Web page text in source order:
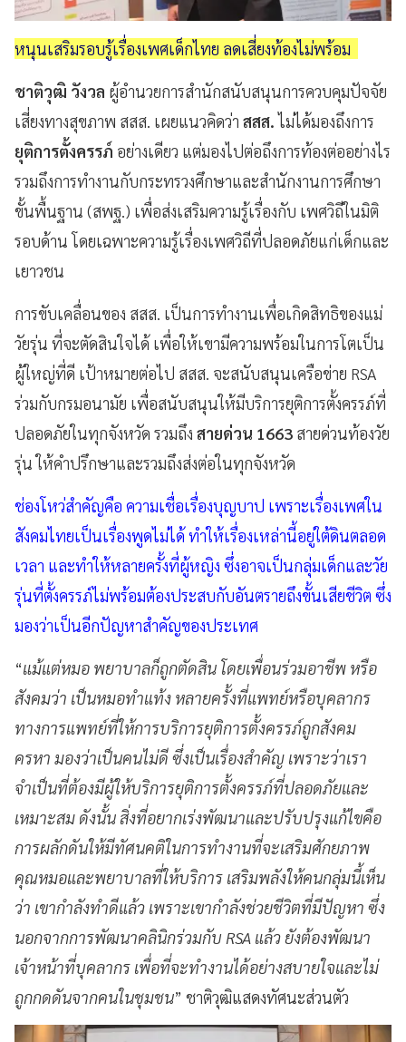
หนุนเสริมรอบรู้เรื่องเพศเด็กไทย ลดเสี่ยงท้องไม่พร้อม
ชาติวุฒิ วังวล ผู้อำนวยการสำนักสนับสนุนการควบคุมปัจจัย
เสี่ยงทางสุขภาพ สสส. เผยแนวคิดว่า สสส.ไม่ได้มองถึงการ
ยุติการตั้งครรภ์ อย่างเดียว แต่มองไปต่อถึงการท้องต่ออย่างไร
รวมถึงการทำงานกับกระทรวงศึกษาและสำนักงานการศึกษา
ขั้นพื้นฐาน (สพฐ.) เพื่อส่งเสริมความรู้เรื่องกับ เพศวิถีในมิติ
รอบด้าน โดยเฉพาะความรู้เรื่องเพศวิถีที่ปลอดภัยแก่เด็กและ
เยาวชน
การขับเคลื่อนของ สสส. เป็นการทำงานเพื่อเกิดสิทธิของแม่
วัยรุ่น ที่จะตัดสินใจได้ เพื่อให้เขามีความพร้อมในการโตเป็น
ผู้ใหญ่ที่ดี เป้าหมายต่อไป สสส. จะสนับสนุนเครือข่าย RSA
ร่วมกับกรมอนามัย เพื่อสนับสนุนให้มีบริการยุติการตั้งครรภ์ที่
ปลอดภัยในทุกจังหวัด รวมถึง สายด่วน 1663 สายด่วนท้องวัย
รุ่น ให้คำปรึกษาและรวมถึงส่งต่อในทุกจังหวัด
ช่องโหว่สำคัญคือ ความเชื่อเรื่องบุญบาป เพราะเรื่องเพศใน
สังคมไทยเป็นเรื่องพูดไม่ได้ ทำให้เรื่องเหล่านี้อยู่ใต้ดินตลอด
เวลา และทำให้หลายครั้งที่ผู้หญิง ซึ่งอาจเป็นกลุ่มเด็กและวัย
รุ่นที่ตั้งครรภ์ไม่พร้อมต้องประสบกับอันตรายถึงขั้นเสียชีวิต ซึ่ง
มองว่าเป็นอีกปัญหาสำคัญของประเทศ
“แม้แต่หมอ พยาบาลก็ถูกตัดสิน โดยเพื่อนร่วมอาชีพ หรือ
สังคมว่า เป็นหมอทำแท้ง หลายครั้งที่แพทย์หรือบุคลากร
ทางการแพทย์ที่ให้การบริการยุติการตั้งครรภ์ถูกสังคม
ครหา มองว่าเป็นคนไม่ดี ซึ่งเป็นเรื่องสำคัญ เพราะว่าเรา
จำเป็นที่ต้องมีผู้ให้บริการยุติการตั้งครรภ์ที่ปลอดภัยและ
เหมาะสม ดังนั้น สิ่งที่อยากเร่งพัฒนาและปรับปรุงแก้ไขคือ
การผลักดันให้มีทัศนคติในการทำงานที่จะเสริมศักยภาพ
คุณหมอและพยาบาลที่ให้บริการ เสริมพลังให้คนกลุ่มนี้เห็น
ว่า เขากำลังทำดีแล้ว เพราะเขากำลังช่วยชีวิตที่มีปัญหา ซึ่ง
นอกจากการพัฒนาคลินิกร่วมกับ RSA แล้ว ยังต้องพัฒนา
เจ้าหน้าที่บุคลากร เพื่อที่จะทำงานได้อย่างสบายใจและไม่
ถูกกดดันจากคนในชุมชน” ชาติวุฒิแสดงทัศนะส่วนตัว